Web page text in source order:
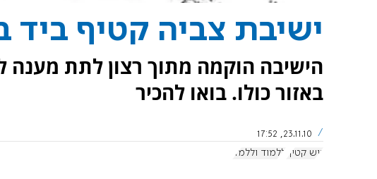
ישיבת צביה קטיף ביד
הישיבה הוקמה מתוך רצון לתת
באזור כולו. בואו להכיר
23.11.10, 17:52
גוש קטיף
ללמוד וללמד